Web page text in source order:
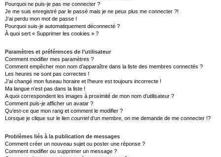
Pourquoi ne puis-je pas me connecter ?
Je me suis enregistré par le passé mais je ne peux plus me connecter ?!
J’ai perdu mon mot de passe !
Pourquoi suis-je automatiquement déconnecté ?
À quoi sert « Supprimer les cookies » ?
Paramètres et préférences de l’utilisateur
Comment modifier mes paramètres ?
Comment empêcher mon nom d’apparaître dans la liste des membres connectés ?
Les heures ne sont pas correctes !
J’ai changé mon fuseau horaire et l’heure est toujours incorrecte !
Ma langue n’est pas dans la liste !
A quoi correspondent les images à proximité de mon nom d’utilisateur ?
Comment puis-je afficher un avatar ?
Qu’est-ce que mon rang et comment le modifier ?
Lorsque je clique sur le lien courrield’un membre, on me demande de me connecter !?
Problèmes liés à la publication de messages
Comment créer un nouveau sujet ou poster une réponse ?
Comment modifier ou supprimer un message ?